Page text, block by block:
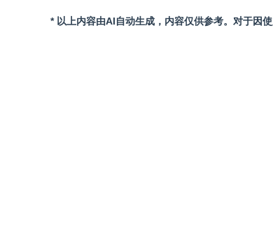
* 以上内容由AI自动生成，内容仅供参考。对于因